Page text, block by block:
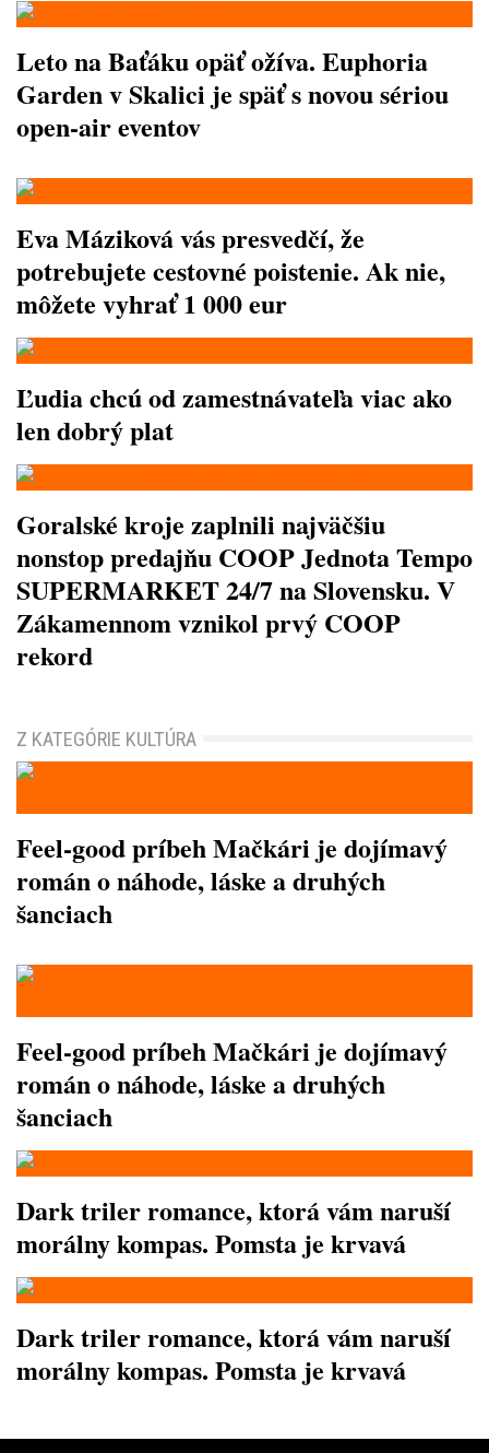
Leto na Baťáku opäť ožíva. Euphoria
Garden v Skalici je späť s novou sériou
open-air eventov
Eva Máziková vás presvedčí, že
potrebujete cestovné poistenie. Ak nie,
môžete vyhrať 1 000 eur
Ľudia chcú od zamestnávateľa viac ako
len dobrý plat
Goralské kroje zaplnili najväčšiu
nonstop predajňu COOP Jednota Tempo
SUPERMARKET 24/7 na Slovensku. V
Zákamennom vznikol prvý COOP
rekord
Z KATEGÓRIE KULTÚRA
Feel-good príbeh Mačkári je dojímavý
román o náhode, láske a druhých
šanciach
Feel-good príbeh Mačkári je dojímavý
román o náhode, láske a druhých
šanciach
Dark triler romance, ktorá vám naruší
morálny kompas. Pomsta je krvavá
Dark triler romance, ktorá vám naruší
morálny kompas. Pomsta je krvavá